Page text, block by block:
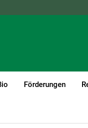
Förderungen